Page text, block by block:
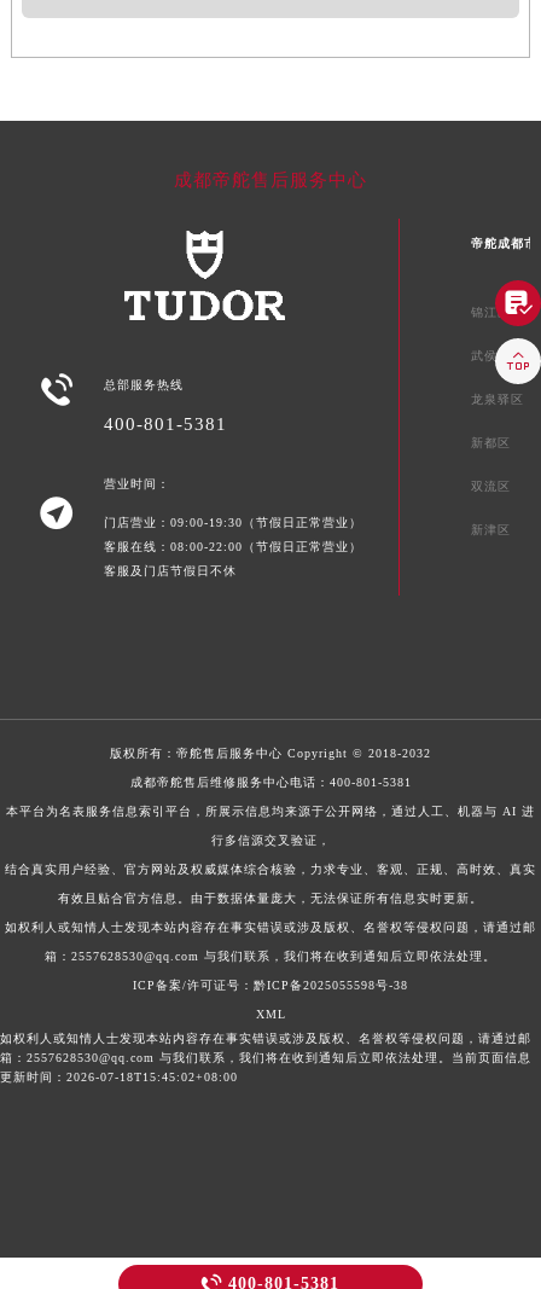
成都帝舵售后服务中心
 总部服务热线
400-801-5381

营业时间：
门店营业：09:00-19:30（节假日正常营业）
客服在线：08:00-22:00（节假日正常营业）
客服及门店节假日不休
帝舵成都市
锦江区
武侯区
龙泉驿区
新都区
双流区
新津区
版权所有： 帝舵售后服务中心 Copyright © 2018-2032
成都帝舵售后维修服务中心电话： 400-801-5381
本平台为名表服务信息索引平台，所展示信息均来源于公开网络，通过人工、机器与 AI 进
行多信源交叉验证，
结合真实用户经验、官方网站及权威媒体综合核验，力求专业、客观、正规、高时效、真实
有效且贴合官方信息。由于数据体量庞大，无法保证所有信息实时更新。
如权利人或知情人士发现本站内容存在事实错误或涉及版权、名誉权等侵权问题，请通过邮
箱：2557628530@qq.com 与我们联系，我们将在收到通知后立即依法处理。
ICP备案/许可证号：黔ICP备2025055598号-38
XML
如权利人或知情人士发现本站内容存在事实错误或涉及版权、名誉权等侵权问题，请通过邮
箱：2557628530@qq.com 与我们联系，我们将在收到通知后立即依法处理。当前页面信息
更新时间：2026-07-18T15:45:02+08:00
 400-801-5381

